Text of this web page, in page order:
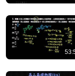
李潔人牧師訪
越弱？｜欧
达，教会反而
LFC智慧生命
5.1K